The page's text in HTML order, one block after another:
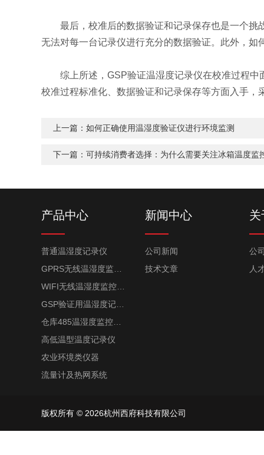
最后，校准后的数据验证和记录保存也是一个挑
无法对每一台记录仪进行充分的数据验证。此外，
综上所述，GSP验证温湿度记录仪在校准过程中
校准过程标准化、数据验证和记录保存等方面入手
上一篇： 如何正确使用温湿度验证仪进行环境监测
下一篇： 可持续消费者选择：为什么需要关注冰箱温度监
产品中心
普通温湿度记录仪
高低温型温度记录仪
农业环境类仪器
流量计及热网系统
新闻中心
公司新闻
技术文章
关
公
人
版权所有 © 2026杭州西府科技有限公司